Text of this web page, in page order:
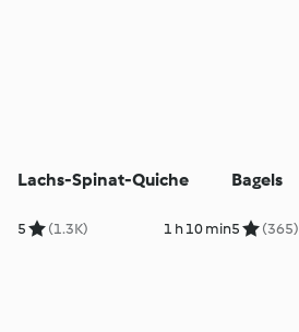
Lachs-Spinat-Quiche
5 (1.3K) 1 h 10 min
Bagels
5 (365)